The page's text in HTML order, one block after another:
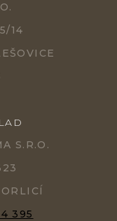
14
S.R.O.
395